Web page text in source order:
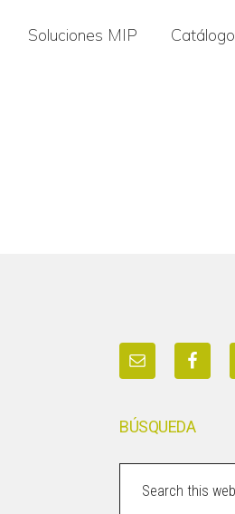
Soluciones MIP Catálogo
BÚSQUEDA